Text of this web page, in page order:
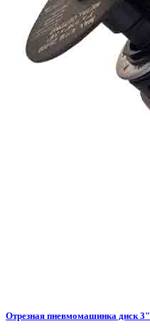
Отрезная пневмомашинка диск 3"